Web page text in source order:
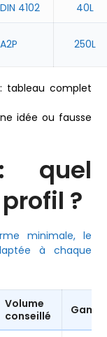
4102 40L
A2P 250L
tableau complet
idée ou fausse
quel
?
minimale, le
à chaque
Volume
conseillé